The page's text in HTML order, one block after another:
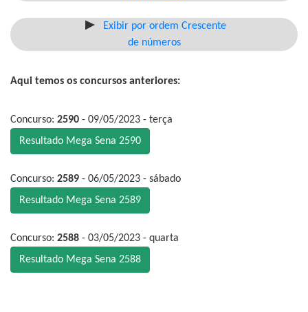
Exibir por ordem Crescente
de números
Aqui temos os concursos anteriores:
Concurso: 2590 - 09/05/2023 - terça
Resultado Mega Sena 2590
Concurso: 2589 - 06/05/2023 - sábado
Resultado Mega Sena 2589
Concurso: 2588 - 03/05/2023 - quarta
Resultado Mega Sena 2588